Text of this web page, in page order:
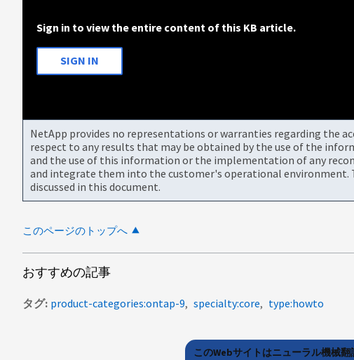
Sign in to view the entire content of this KB article.
SIGN IN
NetApp provides no representations or warranties regarding the
respect to any results that may be obtained by the use of the
and the use of this information or the implementation of any
and integrate them into the customer's operational environment.
discussed in this document.
このページのトップへ
おすすめの記事
タグ product-categories:ontap-9 specialty:core type:howto
このWebサイトはニューラル機械